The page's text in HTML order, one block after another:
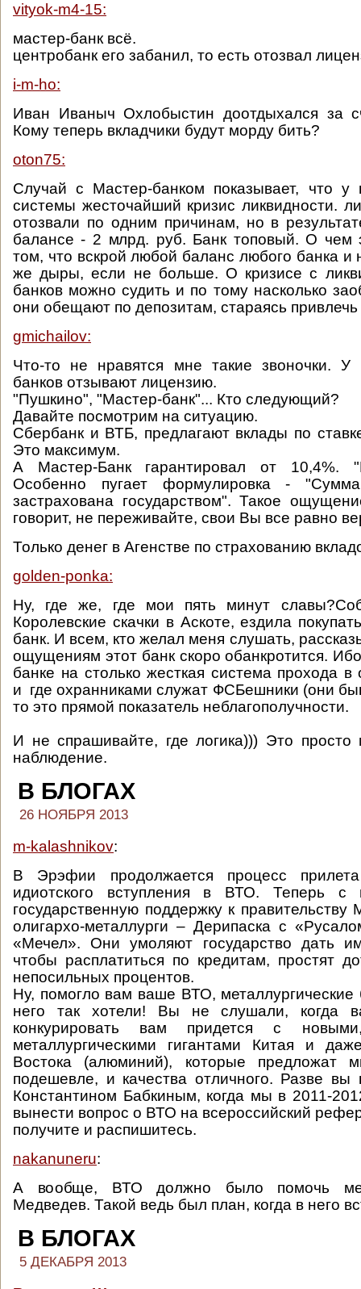
vityok-m4-15:
мастер-банк всё.
центробанк его забанил, то есть отозвал
i-m-ho:
Иван Иваныч Охлобыстин доотдыхался за
Кому теперь вкладчики будут морду бить?
oton75:
Случай с Мастер-банком показывает, что у
системы жесточайший кризис ликвидности.
отозвали по одним причинам, но в
балансе - 2 млрд. руб. Банк топовый. О чем
том, что вскрой любой баланс любого банка и
же дыры, если не больше. О кризисе с
банков можно судить и по тому насколько
они обещают по депозитам, стараясь привлечь
gmichailov:
Что-то не нравятся мне такие звоночки. У
банков отзывают лицензию.
"Пушкино", "Мастер-банк"... Кто следующий?
Давайте посмотрим на ситуацию.
Сбербанк и ВТБ, предлагают вклады по
Это максимум.
А Мастер-Банк гарантировал от 10,4%.
Особенно пугает формулировка -
застрахована государством". Такое
говорит, не переживайте, свои Вы все равно
Только денег в Агенстве по страхованию
golden-ponka:
Ну, где же, где мои пять минут
Королевские скачки в Аскоте, ездила
банк. И всем, кто желал меня слушать,
ощущениям этот банк скоро обанкротится.
банке на столько жесткая система прохода
и где охранниками служат ФСБешники (они
то это прямой показатель неблагополучности.
И не спрашивайте, где логика))) Это просто
наблюдение.
В БЛОГАХ
26 НОЯБРЯ 2013
m-kalashnikov:
В Эрэфии продолжается процесс
идиотского вступления в ВТО. Теперь с
государственную поддержку к
олигархо-металлурги – Дерипаска с
«Мечел». Они умоляют государство дать
чтобы расплатиться по кредитам, простят
непосильных процентов.
Ну, помогло вам ваше ВТО,
него так хотели! Вы не слушали, когда
конкурировать вам придется с
металлургическими гигантами Китая и
Востока (алюминий), которые предложат
подешевле, и качества отличного. Разве
Константином Бабкиным, когда мы в 2011-
вынести вопрос о ВТО на всероссийский
получите и распишитесь.
nakanuneru:
А вообще, ВТО должно было помочь
Медведев. Такой ведь был план, когда в него
В БЛОГАХ
5 ДЕКАБРЯ 2013